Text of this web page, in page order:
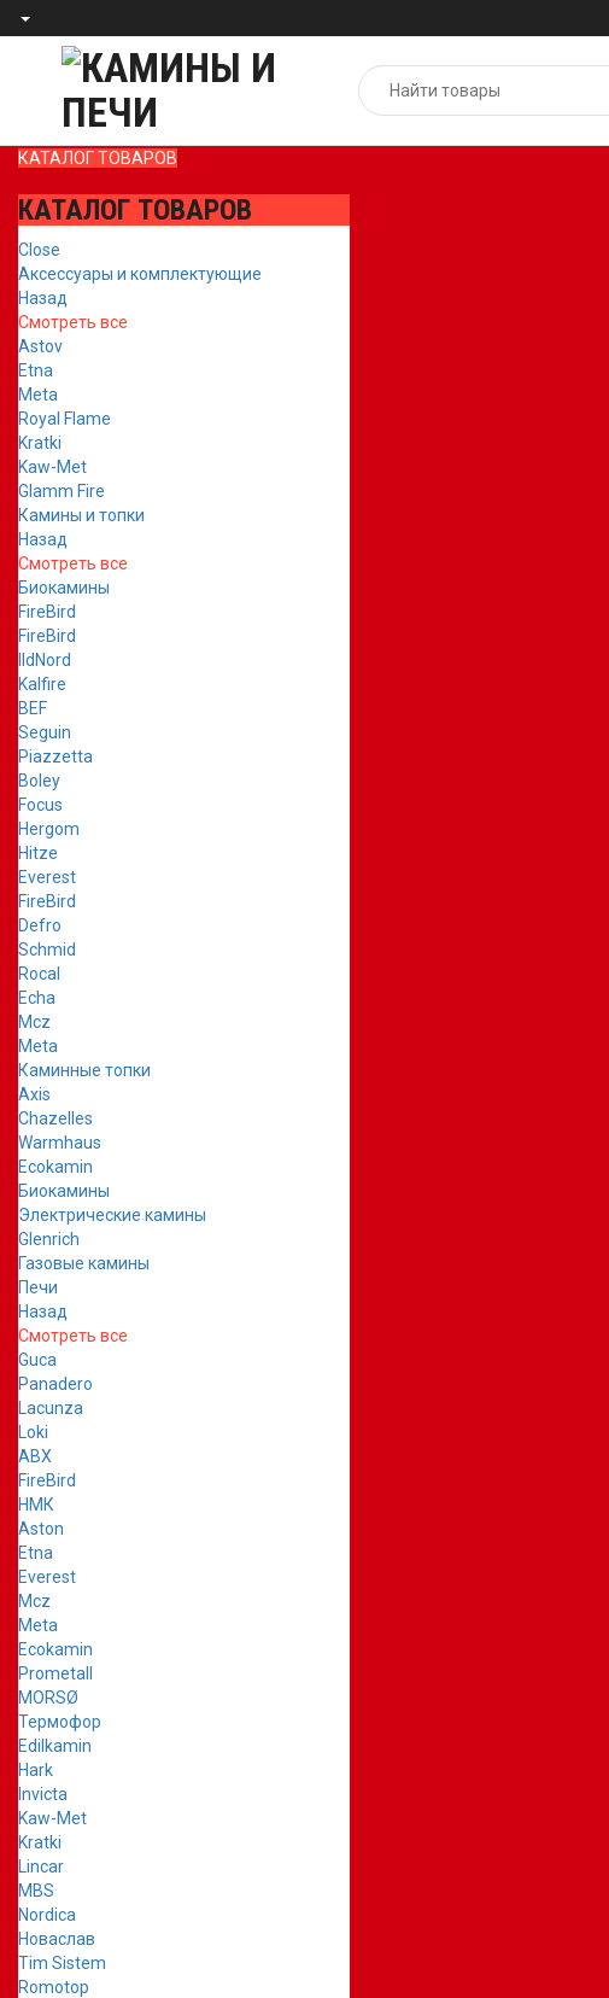
КАТАЛОГ ТОВАРОВ
КАТАЛОГ ТОВАРОВ
Close
Аксессуары и комплектующие
Назад
Смотреть все
Astov
Etna
Meta
Royal Flame
Kratki
Kaw-Met
Glamm Fire
Камины и топки
Назад
Смотреть все
Биокамины
FireBird
FireBird
IldNord
Kalfire
BEF
Seguin
Piazzetta
Boley
Focus
Hergom
Hitze
Everest
FireBird
Defro
Schmid
Rocal
Echa
Mcz
Meta
Каминные топки
Axis
Chazelles
Warmhaus
Ecokamin
Биокамины
Электрические камины
Glenrich
Газовые камины
Печи
Назад
Смотреть все
Guca
Panadero
Lacunza
Loki
ABX
FireBird
НМК
Aston
Etna
Everest
Mcz
Meta
Ecokamin
Prometall
MORSØ
Термофор
Edilkamin
Hark
Invicta
Kaw-Met
Kratki
Lincar
MBS
Nordica
Новаслав
Tim Sistem
Romotop